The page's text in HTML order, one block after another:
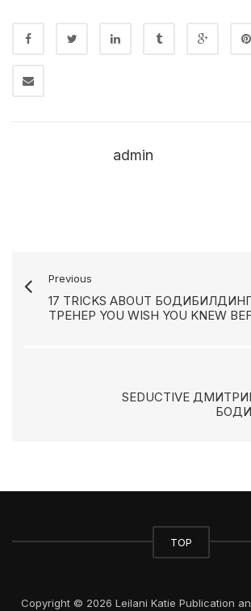
admin
Previous
17 TRICKS ABOUT
ТРЕНЕР YOU WISH YOU KNEW
SEDUCTIVE
TOP
Copyright © 2026 Leilani Katie Publication